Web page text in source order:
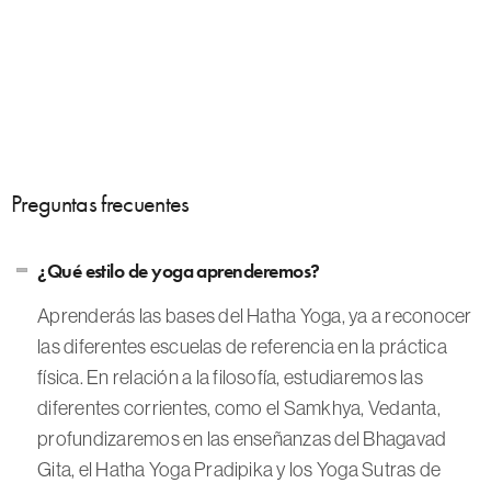
Preguntas frecuentes
¿Qué estilo de yoga aprenderemos?
Aprenderás las bases del Hatha Yoga, ya a reconocer
las diferentes escuelas de referencia en la práctica
física. En relación a la filosofía, estudiaremos las
diferentes corrientes, como el Samkhya, Vedanta,
profundizaremos en las enseñanzas del Bhagavad
Gita, el Hatha Yoga Pradipika y los Yoga Sutras de